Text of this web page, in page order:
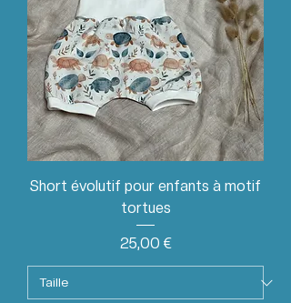
Short évolutif pour enfants à motif
tortues
Prix
25,00 €